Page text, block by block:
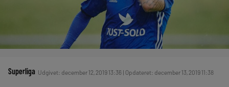
Superliga Udgivet: december 12, 2019 13:36 | Opdateret: december 13, 2019 11:38